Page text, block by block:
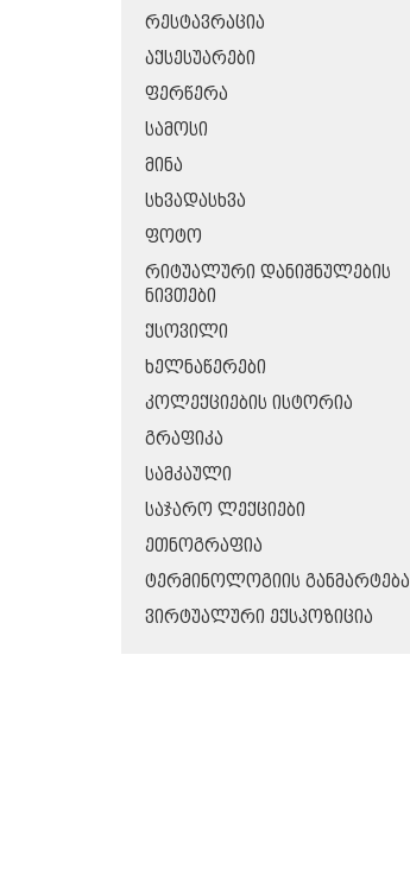
ᲠᲔᲡᲢᲐᲕᲠᲐᲪᲘᲐ
ᲐᲥᲡᲔᲡᲣᲐᲠᲔᲑᲘ
ᲤᲔᲠᲬᲔᲠᲐ
ᲡᲐᲛᲝᲡᲘ
ᲛᲘᲜᲐ
ᲡᲮᲕᲐᲓᲐᲡᲮᲕᲐ
ᲤᲝᲢᲝ
ᲠᲘᲢᲣᲐᲚᲣᲠᲘ ᲓᲐᲜᲘᲨᲜᲣᲚᲔᲑᲘᲡ
ᲜᲘᲕᲗᲔᲑᲘ
ᲥᲡᲝᲕᲘᲚᲘ
ᲮᲔᲚᲜᲐᲬᲔᲠᲔᲑᲘ
ᲙᲝᲚᲔᲥᲪᲘᲔᲑᲘᲡ ᲘᲡᲢᲝᲠᲘᲐ
ᲒᲠᲐᲤᲘᲙᲐ
ᲡᲐᲛᲙᲐᲣᲚᲘ
ᲡᲐᲯᲐᲠᲝ ᲚᲔᲥᲪᲘᲔᲑᲘ
ᲔᲗᲜᲝᲒᲠᲐᲤᲘᲐ
ᲢᲔᲠᲛᲘᲜᲝᲚᲝᲒᲘᲘᲡ ᲒᲐᲜᲛᲐᲠᲢᲔᲑᲐ
ᲕᲘᲠᲢᲣᲐᲚᲣᲠᲘ ᲔᲥᲡᲞᲝᲖᲘᲪᲘᲐ